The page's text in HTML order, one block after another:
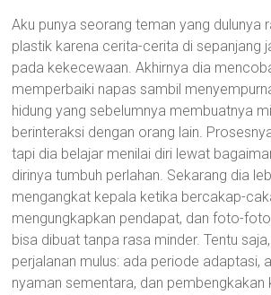
Aku punya seorang teman yang dulunya
plastik karena cerita-cerita di sepanjang
pada kekecewaan. Akhirnya dia
memperbaiki napas sambil
hidung yang sebelumnya membuatnya
berinteraksi dengan orang lain.
tapi dia belajar menilai diri lewat
dirinya tumbuh perlahan. Sekarang dia
mengangkat kepala ketika bercakap-
mengungkapkan pendapat, dan foto-
bisa dibuat tanpa rasa minder. Tentu
perjalanan mulus: ada periode adaptasi,
nyaman sementara, dan pembengkakan